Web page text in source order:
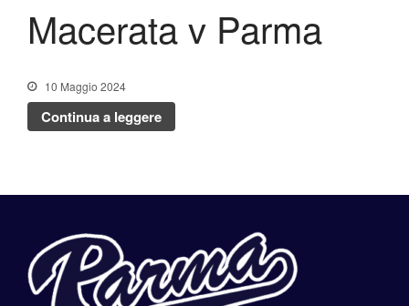
Macerata v Parma
10 Maggio 2024
Continua a leggere